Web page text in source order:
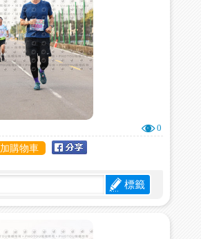
0
加購物車
標籤